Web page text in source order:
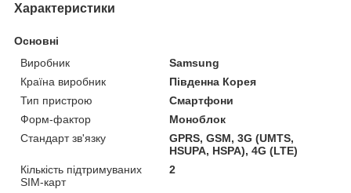
Характеристики
Основні
Виробник
Samsung
Країна виробник
Південна Корея
Тип пристрою
Смартфони
Форм-фактор
Моноблок
Стандарт зв'язку
GPRS, GSM, 3G (UMTS,
HSUPA, HSPA), 4G (LTE)
Кількість підтримуваних
SIM-карт
2